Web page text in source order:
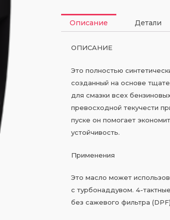
Описание Детали
ОПИСАНИЕ
Это полностью
созданный на основе
для смазки всех
превосходной текучести
пуске он помогает
устойчивость.
Применения
Это масло может
с турбонаддувом. 4-
без сажевого фильтра